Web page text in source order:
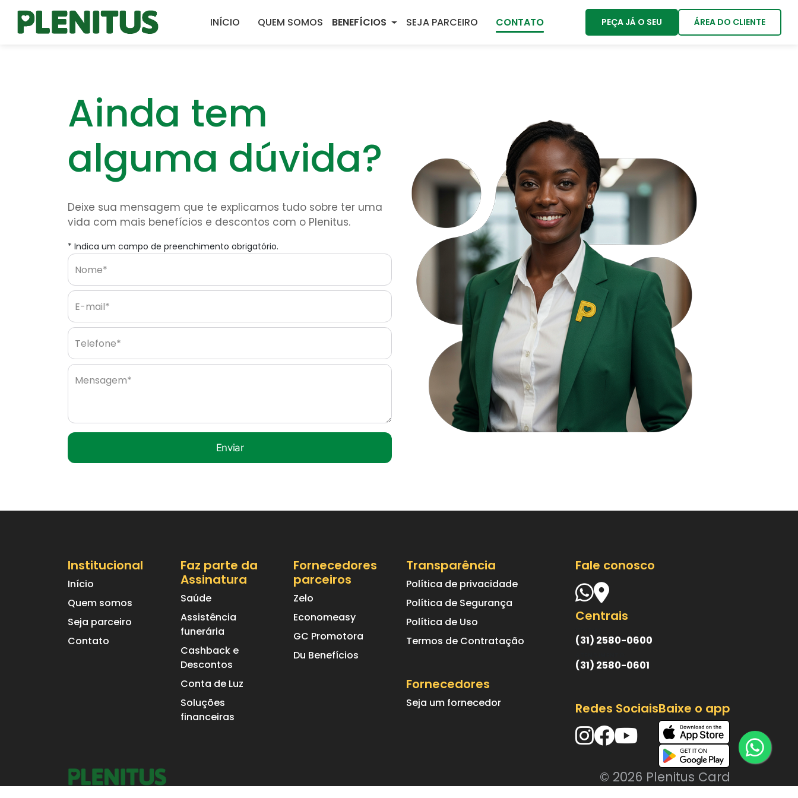
INÍCIO QUEM SOMOS BENEFÍCIOS SEJA PARCEIRO CONTATO PEÇA JÁ O SEU ÁREA DO CLIENTE
Ainda tem
alguma dúvida?
Deixe sua mensagem que te explicamos tudo sobre ter uma
vida com mais benefícios e descontos com o Plenitus.
* Indica um campo de preenchimento obrigatório.
Nome*
E-mail*
Telefone*
Mensagem*
Enviar
Institucional
Início
Quem somos
Seja parceiro
Contato
Faz parte da
Assinatura
Saúde
Assistência
funerária
Cashback e
Descontos
Conta de Luz
Soluções
financeiras
Fornecedores
parceiros
Zelo
Economeasy
GC Promotora
Du Benefícios
Transparência
Política de privacidade
Política de Segurança
Política de Uso
Termos de Contratação
Fornecedores
Seja um fornecedor
Fale conosco
Centrais
(31) 2580-0600
(31) 2580-0601
Redes SociaisBaixe o app
© 2026 Plenitus Card